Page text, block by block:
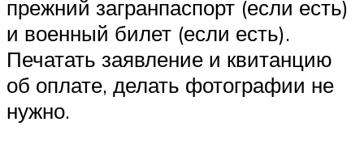
прежний загранпаспорт (если есть)
и военный билет (если есть).
Печатать заявление и квитанцию
об оплате, делать фотографии не
нужно.